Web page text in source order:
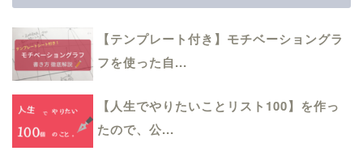
【テンプレート付き】モチベーショングラ
フを使った自...
【人生でやりたいことリスト100】を作っ
たので、公...